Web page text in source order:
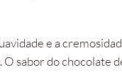
e a
sabor do chocolate